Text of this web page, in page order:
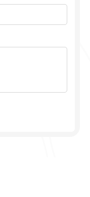
op afspraak
gesloten